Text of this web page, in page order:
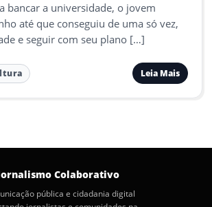
bancar a universidade, o jovem
até que conseguiu de uma só vez,
e seguir com seu plano […]
Leia Mais
Colaborativo
pública e cidadania digital